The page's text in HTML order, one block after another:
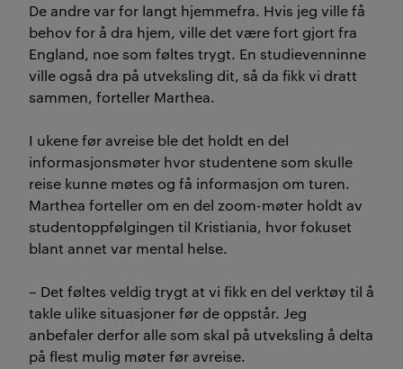
De andre var for langt hjemmefra. Hvis jeg ville få
behov for å dra hjem, ville det være fort gjort fra
England, noe som føltes trygt. En studievenninne
ville også dra på utveksling dit, så da fikk vi dratt
sammen, forteller Marthea.
I ukene før avreise ble det holdt en del
informasjonsmøter hvor studentene som skulle
reise kunne møtes og få informasjon om turen.
Marthea forteller om en del zoom-møter holdt av
studentoppfølgingen til Kristiania, hvor fokuset
blant annet var mental helse.
– Det føltes veldig trygt at vi fikk en del verktøy til å
takle ulike situasjoner før de oppstår. Jeg
anbefaler derfor alle som skal på utveksling å delta
på flest mulig møter før avreise.